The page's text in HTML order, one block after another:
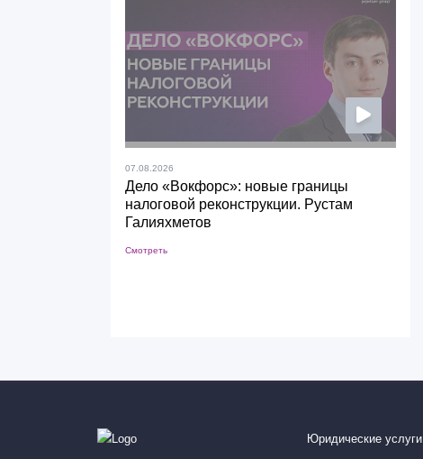
07.08.2026
Дело «Вокфорс»: новые границы
налоговой реконструкции. Рустам
Галияхметов
Смотреть
Юридические услуги